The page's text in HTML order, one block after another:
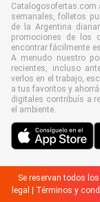
semanales, folletos
de la Argentina
promociones de los
encontrar fácilmente
A menudo nuestro
recientes, incluso
verlos en el trabajo,
a tus favoritos y
digitales contribuís a
el ambiente.
Se reservan todos
legal
Términos y